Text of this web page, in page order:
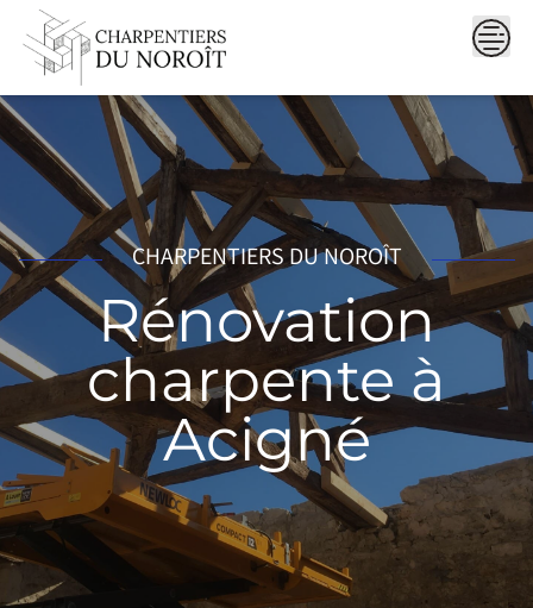
content
CHARPENTIERS DU NOROÎT
Rénovation
charpente à
Acigné